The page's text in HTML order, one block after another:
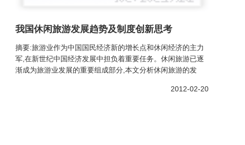
我国休闲旅游发展趋势及制度创新思考
摘要:旅游业作为中国国民经济新的增长点和休闲经济的主力
军,在新世纪中国经济发展中担负着重要任务。休闲旅游已逐
渐成为旅游业发展的重要组成部分,本文分析休闲旅游的发
2012-02-20